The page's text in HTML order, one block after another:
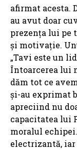
afirmat acesta.
au avut doar
prezența lui pe
și motivație.
„Tavi este un
Întoarcerea lui
dăm tot ce
și-au exprimat
apreciind nu
capacitatea lui
moralul
electrizantă,